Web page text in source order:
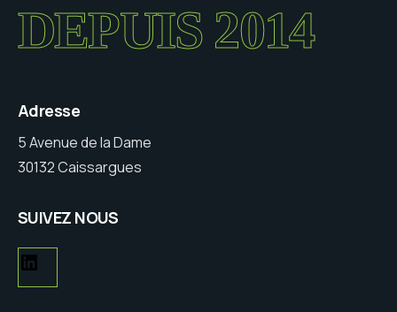
DEPUIS 2014
Adresse
5 Avenue de la Dame
30132 Caissargues
SUIVEZ NOUS